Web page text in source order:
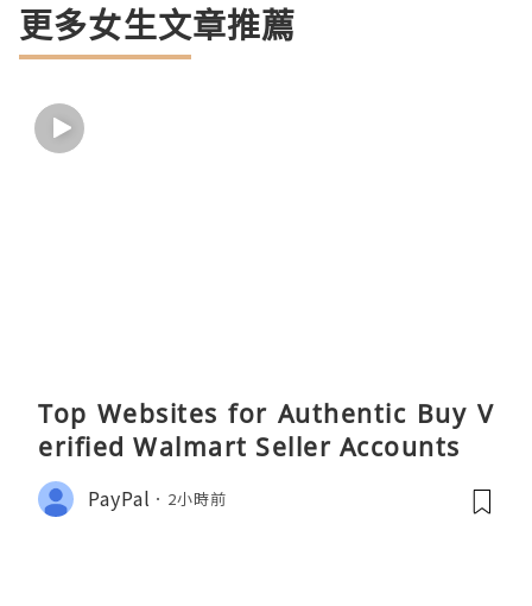
更多女生文章推薦
Top Websites for Authentic Buy V
erified Walmart Seller Accounts
PayPal 2小時前